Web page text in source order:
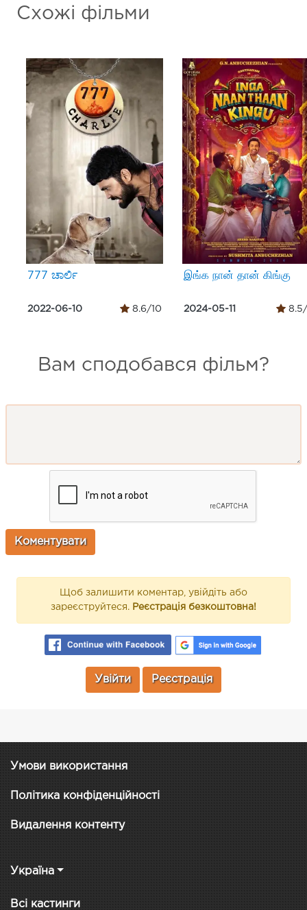
Схожі фільми
777 ಚಾರ್ಲಿ
2022-06-10 8.6/10
இங்க நான் தான் கிங்கு
2024-05-11 8.5/
Вам сподобався фільм?
Щоб залишити коментар, увійдіть або
зареєструйтеся. Реєстрація безкоштовна!
Увійти Реєстрація
Умови використання
Політика конфіденційності
Видалення контенту
Україна
Всі кастинги